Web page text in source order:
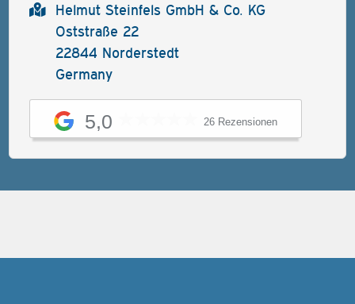
Helmut Steinfels GmbH & Co. KG
Oststraße 22
22844 Norderstedt
Germany
5,0 26 Rezensionen